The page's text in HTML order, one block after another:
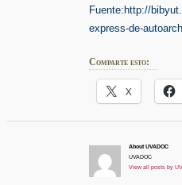
Fuente:http://
express-de-
Comparte esto:
X
About UVADOC
UVADOC
View all posts by